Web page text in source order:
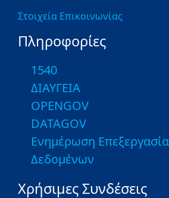
Στοιχεία Επικοινωνίας
Πληροφορίες
1540
ΔΙΑΥΓΕΙΑ
OPENGOV
DATAGOV
Ενημέρωση
Δεδομένων
Χρήσιμες Συνδέσεις